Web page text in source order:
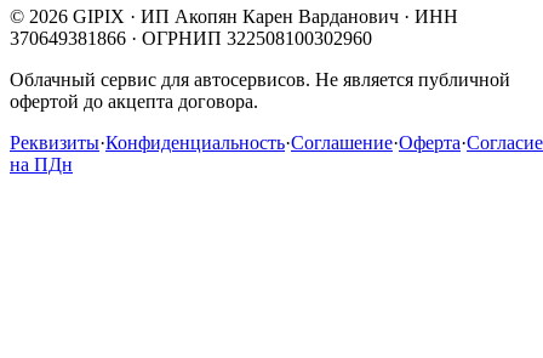
© 2026 GIPIX · ИП Акопян Карен Варданович · ИНН
370649381866 · ОГРНИП 322508100302960
Облачный сервис для автосервисов. Не является публичной
офертой до акцепта договора.
Реквизиты·Конфиденциальность·Соглашение·Оферта·Согласие
на ПДн